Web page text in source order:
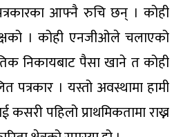
आफ्नै रुचि छन् । कोही
। कोही एनजीओले चलाएको
निकायबाट पैसा खाने त कोही
पत्रकार । यस्तो अवस्थामा हामी
पहिलो प्राथमिकतामा राख्न